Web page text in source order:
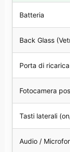
Batteria
Back Glass
Porta di
Fotocamera
Tasti laterali
Audio /